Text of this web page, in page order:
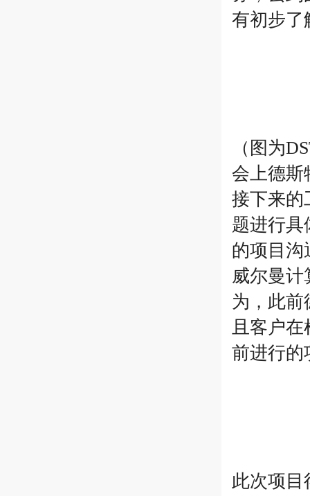
有初步了
（图为
会上德斯
接下来的
题进行具
的项目沟
威尔曼计
为，此前
且客户在
前进行的
此次项